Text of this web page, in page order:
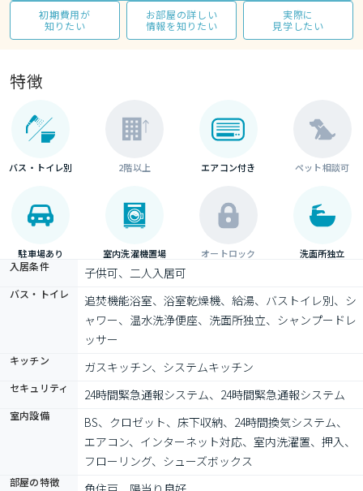
初期費用が
知りたい
お部屋の詳しい
情報を知りたい
実際に
見学したい
特徴
バス・トイレ別 2階以上 エアコン付き ペット相談可
駐車場あり 室内洗濯機置場 オートロック 洗面所独立
入居条件 子供可、二人入居可
バス・トイレ
追焚機能浴室、浴室乾燥機、給湯、バストイレ別、シ
ャワー、温水洗浄便座、洗面所独立、シャンプードレ
ッサー
キッチン ガスキッチン、システムキッチン
セキュリティ 24時間緊急通報システム、24時間緊急通報システム
室内設備
BS、クロゼット、床下収納、24時間換気システム、
エアコン、インターネット対応、室内洗濯置、押入、
フローリング、シューズボックス
部屋の特徴